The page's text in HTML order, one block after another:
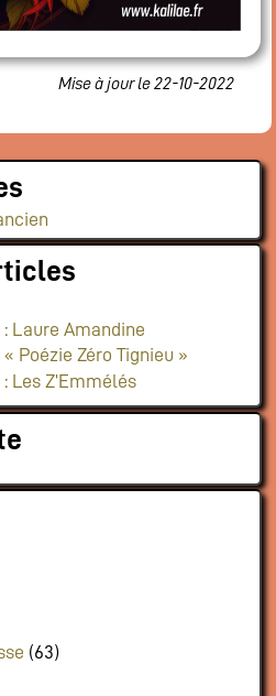
Mise à jour le 22-10-2022
Laure Amandine
Poézie Zéro Tignieu »
Les Z’Emmélés
(63)